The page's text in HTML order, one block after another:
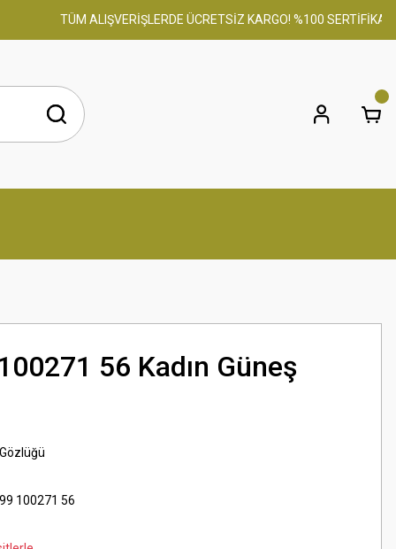
TÜM ALIŞVERİŞLERDE ÜCRETSİZ KARGO! %100 SERTİFİKALI
56 Kadın Güneş
100271 56